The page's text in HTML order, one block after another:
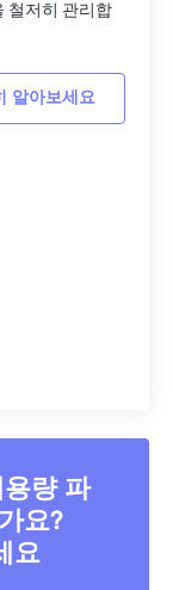
철저히 관리합
알아보세요
량 파
요?
요